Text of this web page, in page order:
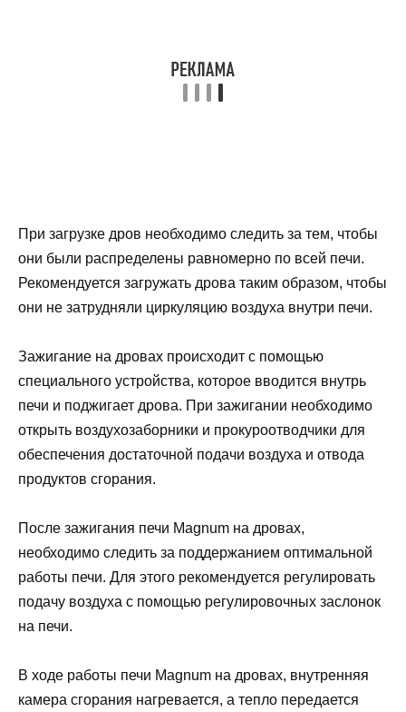
При загрузке дров необходимо следить за тем, чтобы
они были распределены равномерно по всей печи.
Рекомендуется загружать дрова таким образом, чтобы
они не затрудняли циркуляцию воздуха внутри печи.
Зажигание на дровах происходит с помощью
специального устройства, которое вводится внутрь
печи и поджигает дрова. При зажигании необходимо
открыть воздухозаборники и прокуроотводчики для
обеспечения достаточной подачи воздуха и отвода
продуктов сгорания.
После зажигания печи Magnum на дровах,
необходимо следить за поддержанием оптимальной
работы печи. Для этого рекомендуется регулировать
подачу воздуха с помощью регулировочных заслонок
на печи.
В ходе работы печи Magnum на дровах, внутренняя
камера сгорания нагревается, а тепло передается